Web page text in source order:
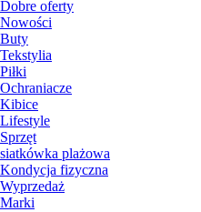
Dobre oferty
Nowości
Buty
Tekstylia
Piłki
Ochraniacze
Kibice
Lifestyle
Sprzęt
siatkówka plażowa
Kondycja fizyczna
Wyprzedaż
Marki